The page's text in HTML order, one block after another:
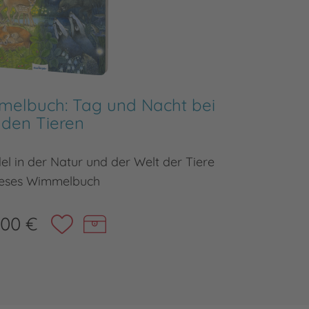
Tag und Nacht bei
den Tieren
in der Natur und der Welt der Tiere
Wimmelbuch
€